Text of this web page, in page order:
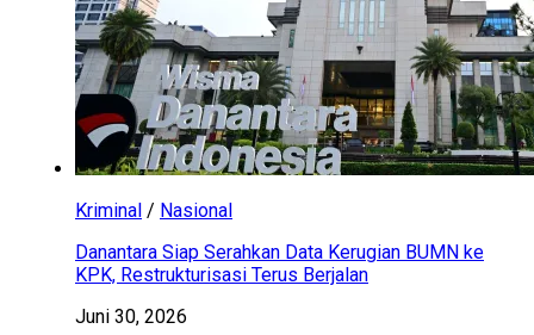
Kriminal / Nasional
Danantara Siap Serahkan Data Kerugian BUMN ke
KPK, Restrukturisasi Terus Berjalan
Juni 30, 2026